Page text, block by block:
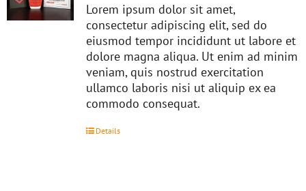
Lorem ipsum dolor sit amet,
consectetur adipiscing elit, sed do
eiusmod tempor incididunt ut labore et
dolore magna aliqua. Ut enim ad minim
veniam, quis nostrud exercitation
ullamco laboris nisi ut aliquip ex ea
commodo consequat.
Details